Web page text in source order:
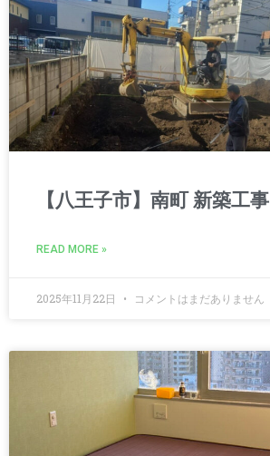
【八王子市】南町 新築工事
READ MORE »
2025年11月22日 コメントはまだありません